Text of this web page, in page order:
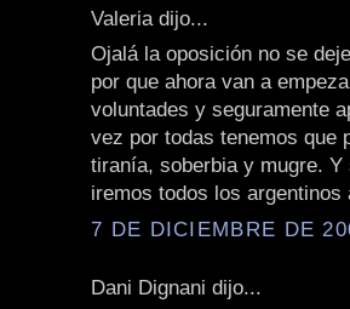
Valeria dijo...
Ojalá la oposición no se
por que ahora van a
voluntades y seguramente
vez por todas tenemos que
tiranía, soberbia y mugre.
iremos todos los
7 DE DICIEMBRE DE
Dani Dignani dijo...